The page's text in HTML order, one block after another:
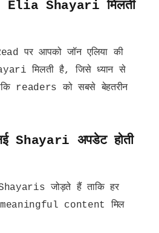
Shayari मिलती
पर आपको जॉन एलिया की
मिलती है, जिसे ध्यान से
readers को सबसे बेहतरीन
Shayari अपडेट होती
जोड़ते हैं ताकि हर
content मिल